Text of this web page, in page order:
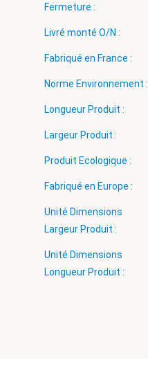
Fermeture :
Livré monté O/N :
Fabriqué en France :
Norme Environnement :
Longueur Produit :
Largeur Produit :
Produit Ecologique :
Fabriqué en Europe :
Unité Dimensions
Largeur Produit :
Unité Dimensions
Longueur Produit :